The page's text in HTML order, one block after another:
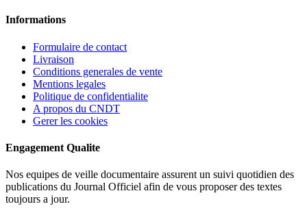
Informations
Formulaire de contact
Livraison
Conditions generales de vente
Mentions legales
Politique de confidentialite
A propos du CNDT
Gerer les cookies
Engagement Qualite
Nos equipes de veille documentaire assurent un suivi quotidien des
publications du Journal Officiel afin de vous proposer des textes
toujours a jour.